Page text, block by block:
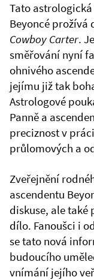
Tato
Beyoncé prožívá
Cowboy Carter.
směřování nyní
ohnivého
jejímu již tak
Astrologové
Panně a
preciznost v
průlomových a
Zveřejnění
ascendentu
diskuse, ale také
dílo. Fanoušci i
se tato nová
budoucího
vnímání jejího